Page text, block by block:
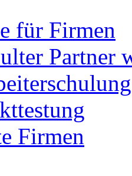
für Firmen
Partner
Firmen